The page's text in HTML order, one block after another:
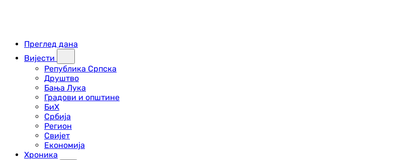
Преглед дана
Вијести
Република Српска
Друштво
Бања Лука
Градови и општине
БиХ
Србија
Регион
Свијет
Економија
Хроника